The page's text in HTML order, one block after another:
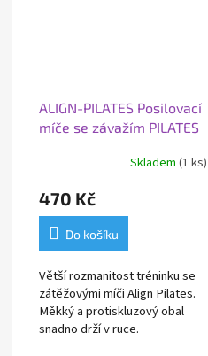
ALIGN-PILATES Posilovací
míče se závažím PILATES
Skladem (1 ks)
470 Kč
Do košíku
Větší rozmanitost tréninku se
zátěžovými míči Align Pilates.
Měkký a protiskluzový obal
snadno drží v ruce.